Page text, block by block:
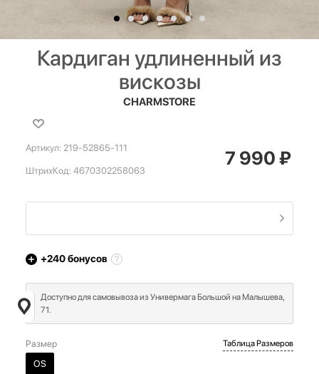
Кардиган удлиненный из
вискозы
CHARMSTORE
Артикул: 219-52865-111
ШтрихКод: 4670302258063
7 990₽
+240бонусов
Доступно для самовывоза из Универмага Большой на Малышева,
71.
Размер
OS
Таблица Размеров